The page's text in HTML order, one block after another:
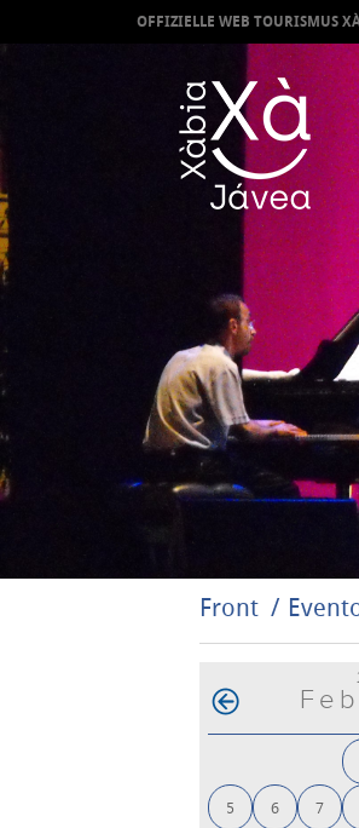
OFFIZIELLE WEB TOURISMUS
Front
5 6 7